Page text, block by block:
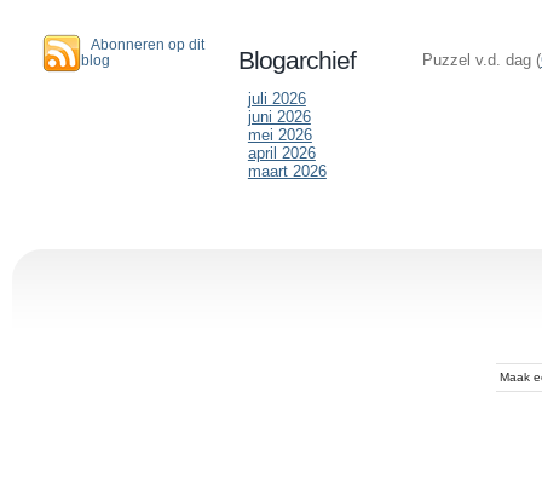
Abonneren op dit
blog
Blogarchief
juli 2026
juni 2026
mei 2026
april 2026
maart 2026
Puzzel v.d. dag (
Maak